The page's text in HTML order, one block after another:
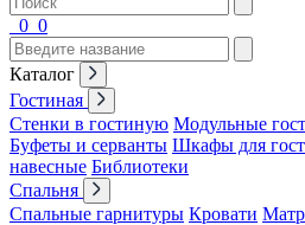
0 0
Каталог
Гостиная
Стенки в гостиную Модульные
Буфеты и серванты Шкафы для
навесные Библиотеки
Спальня
Спальные гарнитуры Кровати